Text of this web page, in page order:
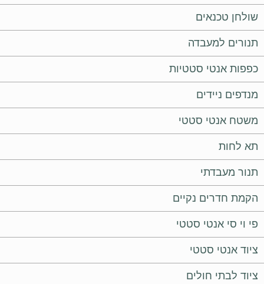
שולחן טכנאים
תנורים למעבדה
כפפות אנטי סטטיות
מנדפים ניידים
משטח אנטי סטטי
תא לחות
תנור מעבדתי
הקמת חדרים נקיים
פי וי סי אנטי סטטי
ציוד אנטי סטטי
ציוד לבתי חולים